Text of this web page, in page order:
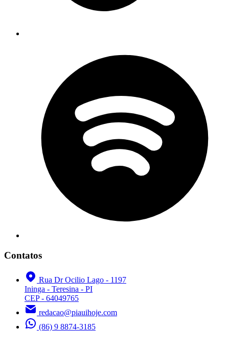
Contatos
Rua Dr Ocilio Lago - 1197
Ininga - Teresina - PI
CEP - 64049765
redacao@piauihoje.com
(86) 9 8874-3185